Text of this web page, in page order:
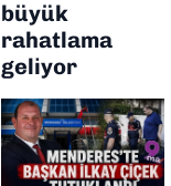
büyük
rahatlama
geliyor